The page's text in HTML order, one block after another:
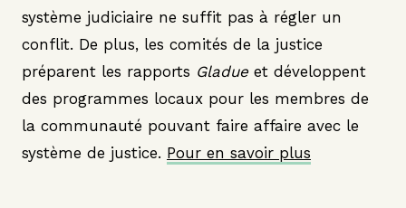
système judiciaire ne suffit pas à régler un
conflit. De plus, les comités de la justice
préparent les rapports Gladueet développent
des programmes locaux pour les membres de
la communauté pouvant faire affaire avec le
système de justice. Pour en savoir plus